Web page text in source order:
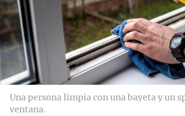
Una persona limpia con una bayeta y un
ventana.